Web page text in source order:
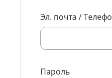
Эл. почта /
Пароль